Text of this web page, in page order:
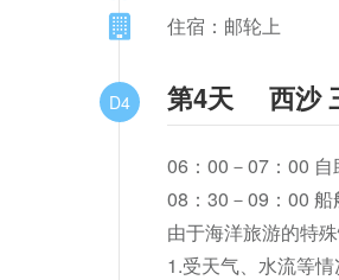
住宿：邮轮上
D4 第4天 西沙
06：00－07：00
08：30－09：00
由于海洋旅游的特
1.受天气、水流等